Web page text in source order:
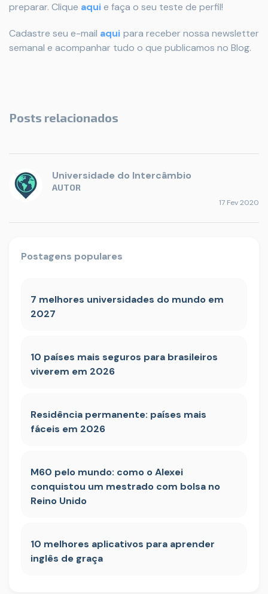
preparar. Clique aquie faça o seu teste de perfil!
Cadastre seu e-mail aqui para receber nossa newsletter
semanal e acompanhar tudo o que publicamos no Blog.
Posts relacionados
Universidade do Intercâmbio
AUTOR
17 Fev 2020
Postagens populares
7 melhores universidades do mundo em
2027
10 países mais seguros para brasileiros
viverem em 2026
Residência permanente: países mais
fáceis em 2026
M60 pelo mundo: como o Alexei
conquistou um mestrado com bolsa no
Reino Unido
10 melhores aplicativos para aprender
inglês de graça